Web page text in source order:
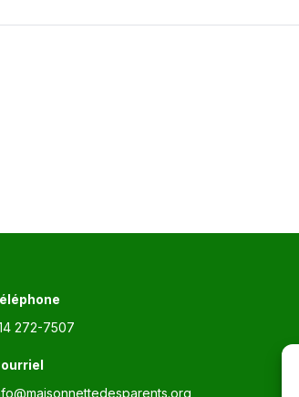
272-7507